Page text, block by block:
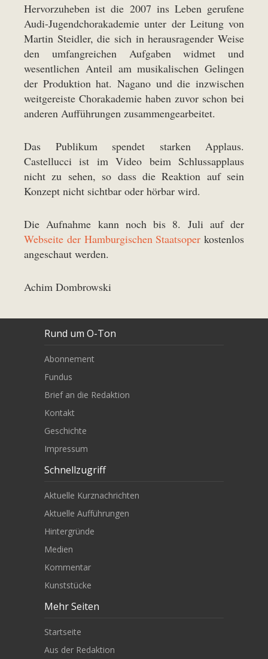
Hervorzuheben ist die 2007 ins Leben gerufene
Audi-Jugendchorakademie unter der Leitung von
Martin Steidler, die sich in herausragender Weise
den umfangreichen Aufgaben widmet und
wesentlichen Anteil am musikalischen Gelingen
der Produktion hat. Nagano und die inzwischen
weitgereiste Chorakademie haben zuvor schon bei
anderen Aufführungen zusammengearbeitet.
Das Publikum spendet starken Applaus.
Castellucci ist im Video beim Schlussapplaus
nicht zu sehen, so dass die Reaktion auf sein
Konzept nicht sichtbar oder hörbar wird.
Die Aufnahme kann noch bis 8. Juli auf der
Webseite der Hamburgischen Staatsoper kostenlos
angeschaut werden.
Achim Dombrowski
Rund um O-Ton
Abonnement
Fundus
Brief an die Redaktion
Kontakt
Geschichte
Impressum
Schnellzugriff
Aktuelle Kurznachrichten
Aktuelle Aufführungen
Hintergründe
Medien
Kommentar
Kunststücke
Mehr Seiten
Startseite
Aus der Redaktion